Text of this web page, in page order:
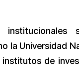
la Universidad
de